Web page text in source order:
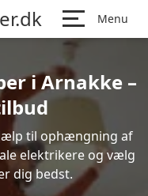
Menu
i Arnakke –
til ophængning af
elektrikere og vælg
dig bedst.